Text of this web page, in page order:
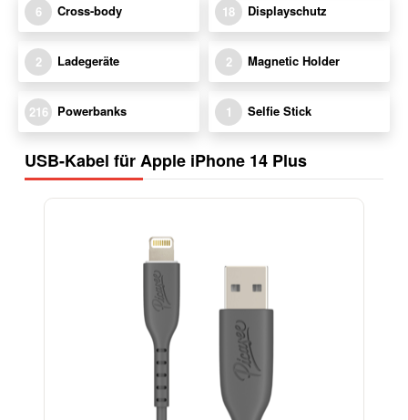
6 Cross-body 18 Displayschutz
2 Ladegeräte 2 Magnetic Holder
216 Powerbanks 1 Selfie Stick
USB-Kabel für Apple iPhone 14 Plus